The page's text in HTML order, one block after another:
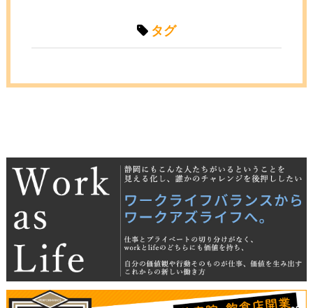
タグ